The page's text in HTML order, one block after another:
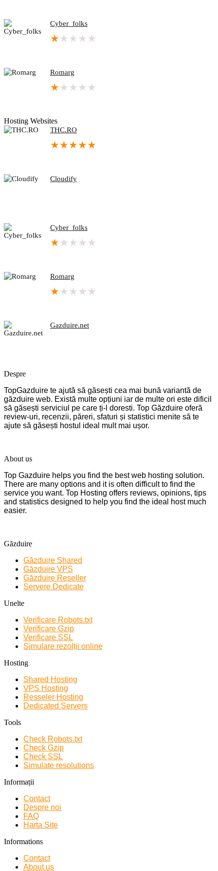
Cyber_folks
★ ★ ★ ★ ★
Romarg
★ ★ ★ ★ ★
Hosting Websites
THC.RO
★★★★★
Cloudify
Cyber_folks
★ ★ ★ ★ ★
Romarg
★ ★ ★ ★ ★
Gazduire.net
Despre
TopGazduire te ajută să găsești cea mai bună variantă de
găzduire web. Există multe opțiuni iar de multe ori este dificil
să găsești serviciul pe care ți-l doresti. Top Găzduire oferă
review-uri, recenzii, păreri, sfaturi și statistici menite să te
ajute să găsești hostul ideal mult mai ușor.
About us
Top Gazduire helps you find the best web hosting solution.
There are many options and it is often difficult to find the
service you want. Top Hosting offers reviews, opinions, tips
and statistics designed to help you find the ideal host much
easier.
Găzduire
Găzduire Shared
Găzduire VPS
Găzduire Reseller
Servere Dedicate
Unelte
Verificare Robots.txt
Verificare Gzip
Verificare SSL
Simulare rezolții online
Hosting
Shared Hosting
VPS Hosting
Resseler Hosting
Dedicated Servers
Tools
Check Robots.txt
Check Gzip
Check SSL
Simulate resolutions
Informații
Contact
Despre noi
FAQ
Harta Site
Informations
Contact
About us